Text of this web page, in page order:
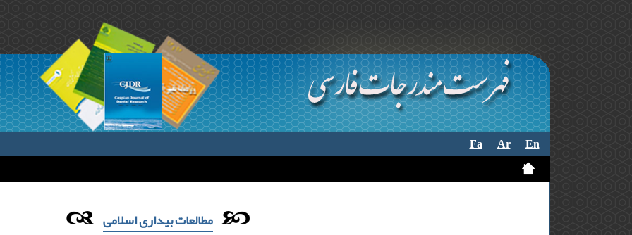
Fa|Ar|En
مطالعات بیداری اسلامی